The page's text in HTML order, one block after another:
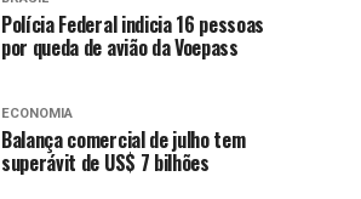
Polícia Federal indicia 16 pessoas
por queda de avião da Voepass
ECONOMIA
Balança comercial de julho tem
superávit de US$ 7 bilhões